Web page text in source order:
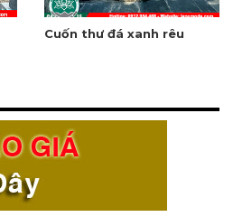
Cuốn thư đá xanh rêu